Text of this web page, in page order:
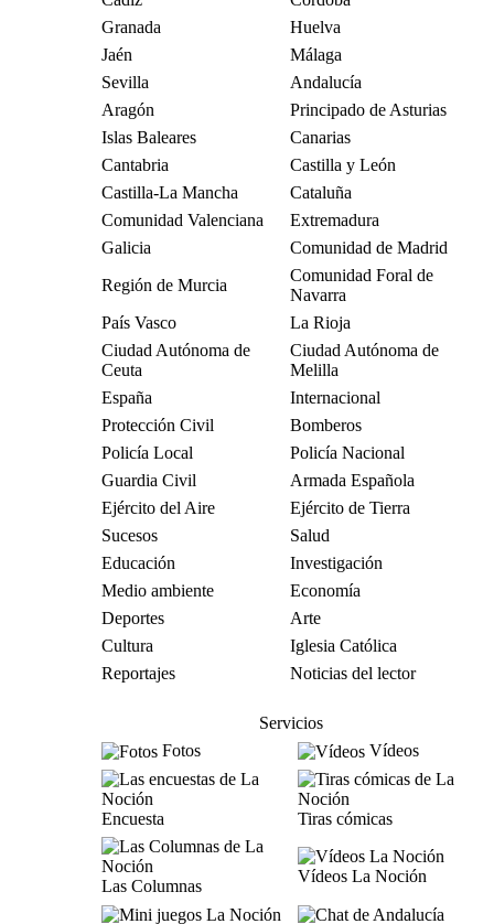
Granada
Huelva
Jaén
Málaga
Sevilla
Andalucía
Aragón
Principado de Asturias
Islas Baleares
Canarias
Cantabria
Castilla y León
Castilla-La Mancha
Cataluña
Comunidad Valenciana
Extremadura
Galicia
Comunidad de Madrid
Región de Murcia
Comunidad Foral de
Navarra
País Vasco
La Rioja
Ciudad Autónoma de
Ceuta
Ciudad Autónoma de
Melilla
España
Internacional
Protección Civil
Bomberos
Policía Local
Policía Nacional
Guardia Civil
Armada Española
Ejército del Aire
Ejército de Tierra
Sucesos
Salud
Educación
Investigación
Medio ambiente
Economía
Deportes
Arte
Cultura
Iglesia Católica
Reportajes
Noticias del lector
Servicios
Fotos
Vídeos
Encuesta Tiras cómicas
Las Columnas
Vídeos La Noción